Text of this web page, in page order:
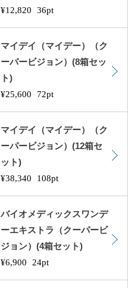
¥12,820 36pt
マイデイ（マイデー）（ク
ーパービジョン）(8箱セッ
ト)
¥25,600
72pt
マイデイ（マイデー）（ク
ーパービジョン）(12箱セ
ット)
¥38,340
108pt
バイオメディックスワンデ
ーエキストラ（クーパービ
ジョン）(4箱セット)
¥6,900
24pt